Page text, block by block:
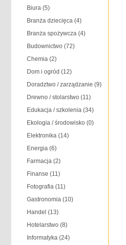
Biura (5)
Branża dziecięca (4)
Branża spożywcza (4)
Budownictwo (72)
Chemia (2)
Dom i ogród (12)
Doradztwo / zarządzanie (9)
Drewno / stolarstwo (11)
Edukacja / szkolenia (34)
Ekologia / środowisko (0)
Elektronika (14)
Energia (6)
Farmacja (2)
Finanse (11)
Fotografia (11)
Gastronomia (10)
Handel (13)
Hotelarstwo (8)
Informatyka (24)